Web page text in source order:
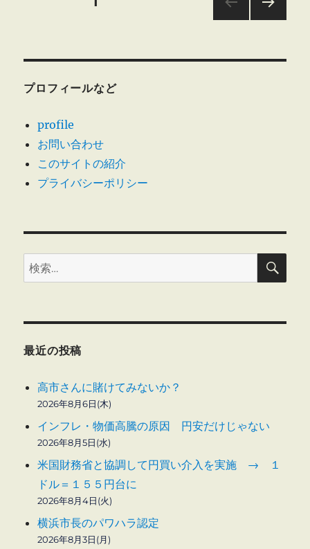
の
ー
ジ
り
プロフィールなど
profile
お問い合わせ
このサイトの紹介
プライバシーポリシー
検
索:
検
最近の投稿
高市さんに賭けてみないか？
2026年8月6日(木)
インフレ・物価高騰の原因 円安だけじゃない
2026年8月5日(水)
米国財務省と協調して円買い介入を実施 → １
ドル＝１５５円台に
2026年8月4日(火)
横浜市長のパワハラ認定
2026年8月3日(月)